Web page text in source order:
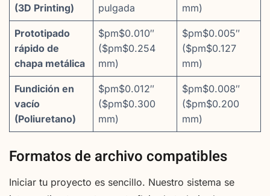
(3D Printing)
pulgada
mm)
Prototipado
rápido de
chapa metálica
$pm$0.010″
($pm$0.254
mm)
$pm$0.005″
($pm$0.127
mm)
Fundición en
vacío
(Poliuretano)
$pm$0.012″
($pm$0.300
mm)
$pm$0.008″
($pm$0.200
mm)
Formatos de archivo compatibles
Iniciar tu proyecto es sencillo. Nuestro sistema se